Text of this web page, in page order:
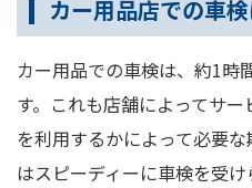
カー用品店での車
カー用品での車検は、約1時
す。これも店舗によってサ
を利用するかによって必要
はスピーディーに車検を受